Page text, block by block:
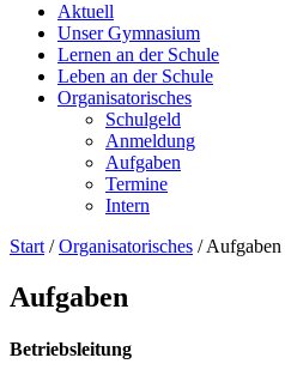
Aktuell
Unser Gymnasium
Lernen an der Schule
Leben an der Schule
Organisatorisches
Schulgeld
Anmeldung
Aufgaben
Termine
Intern
Start / Organisatorisches /Aufgaben
Aufgaben
Betriebsleitung